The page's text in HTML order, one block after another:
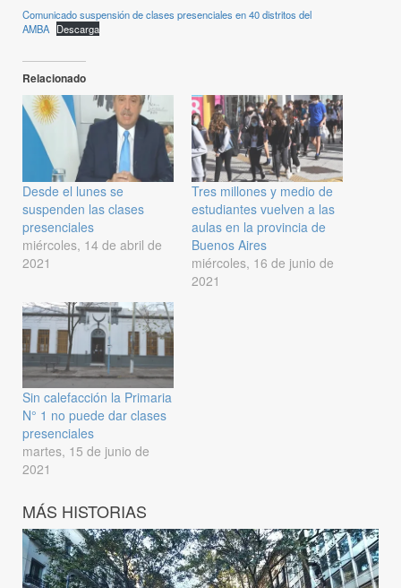
Comunicado suspensión de clases presenciales en 40 distritos del
AMBA Descarga
Relacionado
Desde el lunes se
suspenden las clases
presenciales
miércoles, 14 de abril de
2021
Tres millones y medio de
estudiantes vuelven a las
aulas en la provincia de
Buenos Aires
miércoles, 16 de junio de
2021
Sin calefacción la Primaria
N° 1 no puede dar clases
presenciales
martes, 15 de junio de
2021
MÁS HISTORIAS